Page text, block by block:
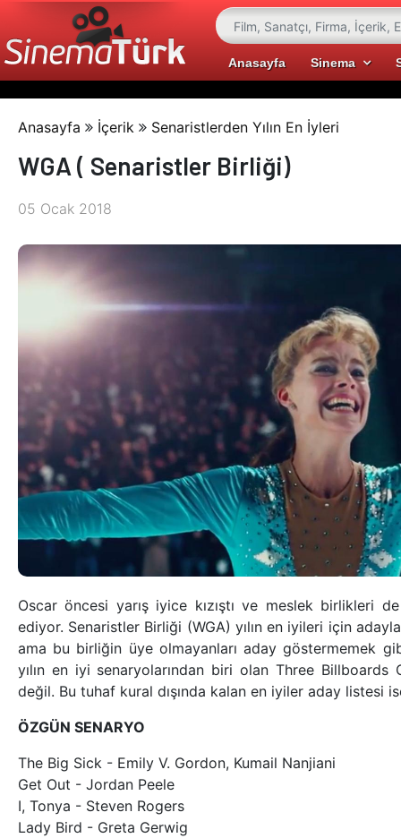
Anasayfa Sinema
Anasayfa İçerik Senaristlerden Yılın En İyleri
WGA ( Senaristler Birliği)
05 Ocak 2018
Oscar öncesi yarış iyice kızıştı ve meslek birlikleri de
ediyor. Senaristler Birliği (WGA) yılın en iyileri için
ama bu birliğin üye olmayanları aday göstermemek
yılın en iyi senaryolarından biri olan Three
değil. Bu tuhaf kural dışında kalan en iyiler aday listesi
ÖZGÜN SENARYO
The Big Sick - Emily V. Gordon, Kumail Nanjiani
Get Out - Jordan Peele
I, Tonya - Steven Rogers
Lady Bird - Greta Gerwig